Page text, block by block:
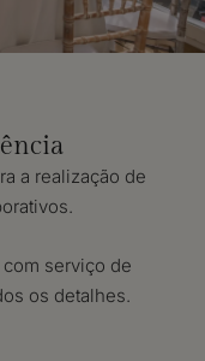
a realização de
serviço de
os detalhes.